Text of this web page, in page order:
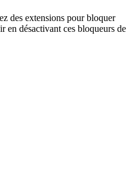
des extensions pour bloquer
en désactivant ces bloqueurs de